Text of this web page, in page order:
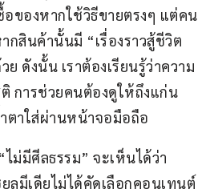
อของหากใช้วิธีขายตรงๆ แต่คน
สินค้านั้นมี “เรื่องราวสู้ชีวิต
ดังนั้น เราต้องเรียนรู้ว่าความ
การช่วยคนต้องดูให้ถึงแก่น
ตาใส่ผ่านหน้าจอมือถือ
ม่มีศีลธรรม” จะเห็นได้ว่า
ลมีเดียไม่ได้คัดเลือกคอนเทนต์